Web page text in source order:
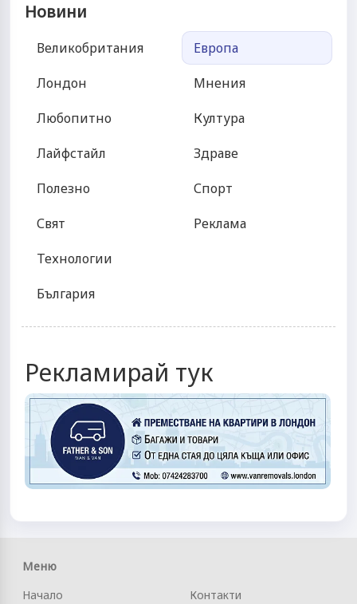
Новини
Великобритания
Лондон
Любопитно
Лайфстайл
Полезно
Свят
Технологии
България
Европа
Мнения
Култура
Здраве
Спорт
Реклама
Рекламирай тук
Меню
Начало
Контакти